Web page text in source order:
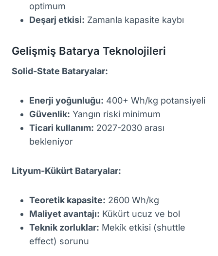
optimum
Deşarj etkisi: Zamanla kapasite kaybı
Gelişmiş Batarya Teknolojileri
Solid-State Bataryalar:
Enerji yoğunluğu: 400+ Wh/kg potansiyeli
Güvenlik: Yangın riski minimum
Ticari kullanım: 2027-2030 arası
bekleniyor
Lityum-Kükürt Bataryalar:
Teoretik kapasite: 2600 Wh/kg
Maliyet avantajı: Kükürt ucuz ve bol
Teknik zorluklar: Mekik etkisi (shuttle
effect) sorunu